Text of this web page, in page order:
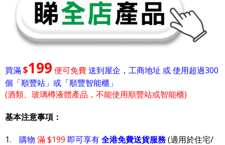
買滿$199 便可免費送到屋企，工商地址 或 使用超過300
個「順豐站」或「順豐智能櫃」
(酒類、玻璃樽液體產品，不能使用順豐站或智能櫃)
基本注意事項：
1. 購物 滿 $199 即可享有全港免費送貨服務(適用於住宅/